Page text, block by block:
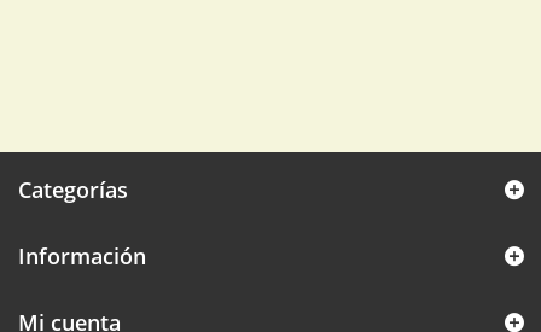
Categorías
Información
Mi cuenta